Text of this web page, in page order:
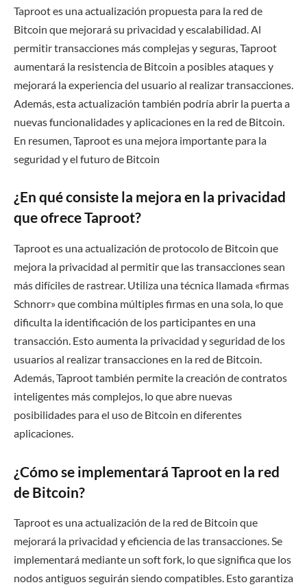
Taproot es una actualización propuesta para la red de
Bitcoin que mejorará su privacidad y escalabilidad. Al
permitir transacciones más complejas y seguras, Taproot
aumentará la resistencia de Bitcoin a posibles ataques y
mejorará la experiencia del usuario al realizar transacciones.
Además, esta actualización también podría abrir la puerta a
nuevas funcionalidades y aplicaciones en la red de Bitcoin.
En resumen, Taproot es una mejora importante para la
seguridad y el futuro de Bitcoin
¿En qué consiste la mejora en la privacidad
que ofrece Taproot?
Taproot es una actualización de protocolo de Bitcoin que
mejora la privacidad al permitir que las transacciones sean
más difíciles de rastrear. Utiliza una técnica llamada «firmas
Schnorr» que combina múltiples firmas en una sola, lo que
dificulta la identificación de los participantes en una
transacción. Esto aumenta la privacidad y seguridad de los
usuarios al realizar transacciones en la red de Bitcoin.
Además, Taproot también permite la creación de contratos
inteligentes más complejos, lo que abre nuevas
posibilidades para el uso de Bitcoin en diferentes
aplicaciones.
¿Cómo se implementará Taproot en la red
de Bitcoin?
Taproot es una actualización de la red de Bitcoin que
mejorará la privacidad y eficiencia de las transacciones. Se
implementará mediante un soft fork, lo que significa que los
nodos antiguos seguirán siendo compatibles. Esto garantiza